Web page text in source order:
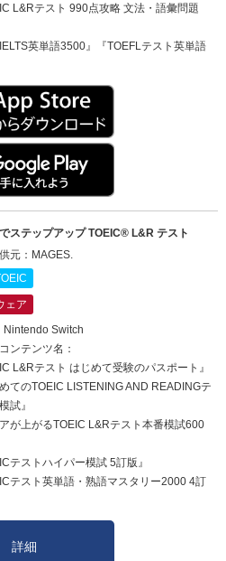
L&Rテスト 990点攻略 文法・語彙問題
英単語3500』『TOEFLテスト英単語
ステップアップ TOEIC® L&R テスト
元：MAGES.
ェア
Nintendo Switch
ンテンツ名：
L&Rテスト はじめて受験のパスポート』
てのTOEIC LISTENING AND READINGテ
試』
が上がるTOEIC L&Rテスト本番模試600
テストハイパー模試 5訂版』
テスト英単語・熟語マスタリー2000 4訂
詳細